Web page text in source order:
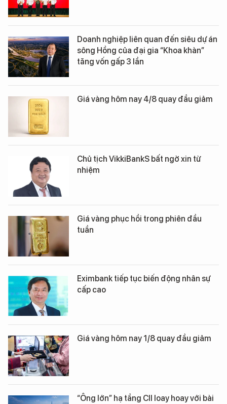
Doanh nghiệp liên quan đến siêu dự án
sông Hồng của đại gia “Khoa khàn”
tăng vốn gấp 3 lần
Giá vàng hôm nay 4/8 quay đầu giảm
Chủ tịch VikkiBankS bất ngờ xin từ
nhiệm
Giá vàng phục hồi trong phiên đầu
tuần
Eximbank tiếp tục biến động nhân sự
cấp cao
Giá vàng hôm nay 1/8 quay đầu giảm
“Ông lớn” hạ tầng CII loay hoay với bài